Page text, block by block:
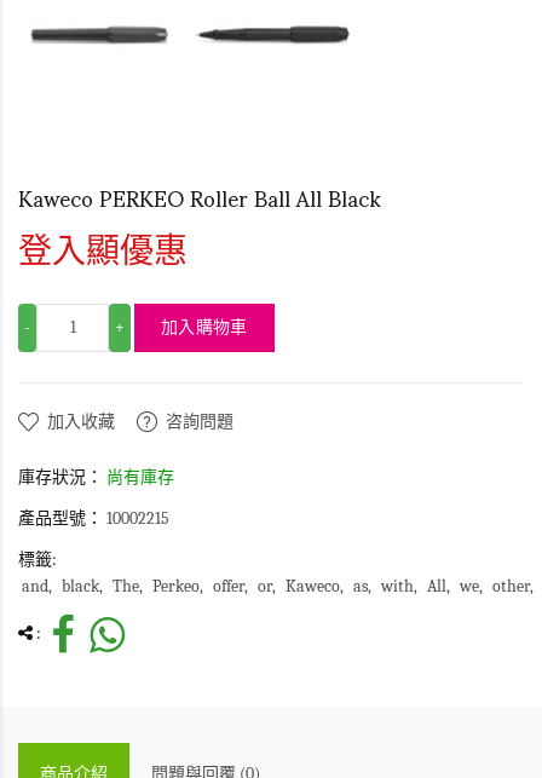
Kaweco PERKEO Roller Ball All Black
登入顯優惠
- + 加入購物車
加入收藏 咨詢問題
庫存狀況： 尚有庫存
產品型號： 10002215
標籤:
and
black The Perkeo offer or Kaweco as with All we other
:
商品介紹 問題與回覆 (0)